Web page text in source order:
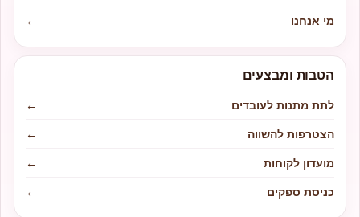
מי אנחנו
←
הטבות ומבצעים
לתת מתנות לעובדים
←
הצטרפות להשווה
←
מועדון לקוחות
←
כניסת ספקים
←